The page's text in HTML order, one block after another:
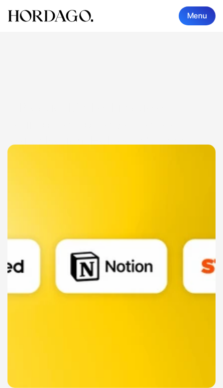
éxito: Notion, Holded y Strava
PMF / PLAYBOOK / ESTRATEGIA
Menu